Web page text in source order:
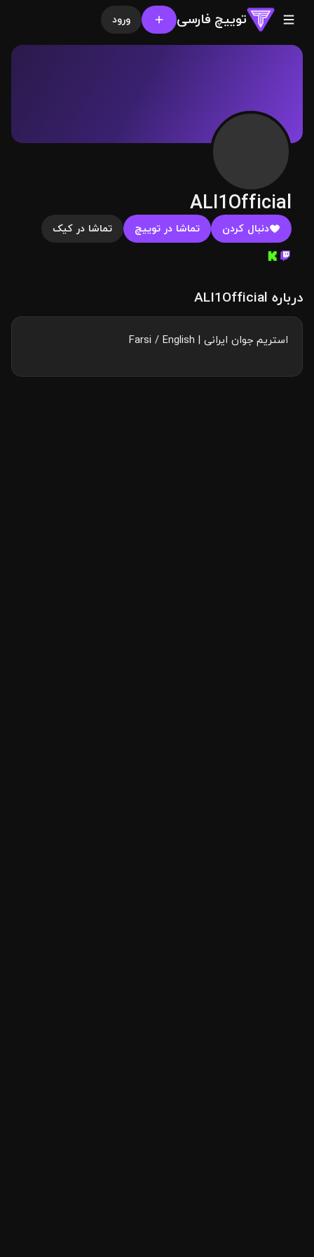
توییچ فارسی ورود
ALI1Official
دنبال کردن تماشا در توییچ تماشا در کیک
درباره ALI1Official
استریم جوان ایرانی | Farsi / English